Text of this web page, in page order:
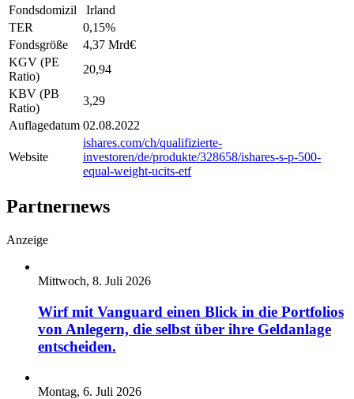
Fondsdomizil
Irland
TER
0,15%
Fondsgröße
4,37 Mrd€
KGV (PE
Ratio)
20,94
KBV (PB
Ratio)
3,29
Auflagedatum 02.08.2022
Website
ishares.com/ch/qualifizierte-
investoren/de/produkte/328658/ishares-s-p-500-
equal-weight-ucits-etf
Partnernews
Anzeige
Mittwoch, 8. Juli 2026
Wirf mit Vanguard einen Blick in die Portfolios
von Anlegern, die selbst über ihre Geldanlage
entscheiden.
Montag, 6. Juli 2026